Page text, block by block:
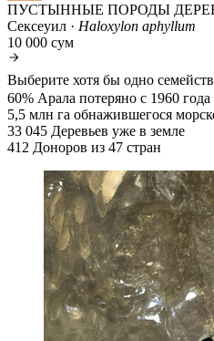
ПУСТЫННЫЕ ПОРОДЫ
Сексеуил · Haloxylon aphyllum
10 000 сум
Выберите хотя бы одно
60% Арала потеряно с 1960 года
5,5 млн га обнажившегося
33 045 Деревьев уже в земле
412 Доноров из 47 стран